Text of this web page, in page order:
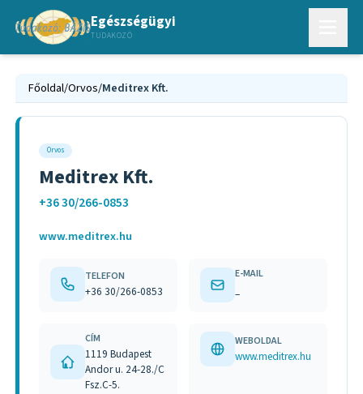
Egészségügyi
TUDAKOZÓ
Főoldal/Orvos/Meditrex Kft.
Orvos
Meditrex Kft.
+36 30/266-0853
www.meditrex.hu
TELEFON
+36 30/266-0853
E-MAIL
–
CÍM
1119 Budapest
Andor u. 24-28./C
Fsz.C-5.
WEBOLDAL
www.meditrex.hu